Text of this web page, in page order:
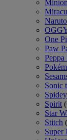
Naruto
One
Paw
Peppa
Sonic
Spirit
Star
Stitch
Super